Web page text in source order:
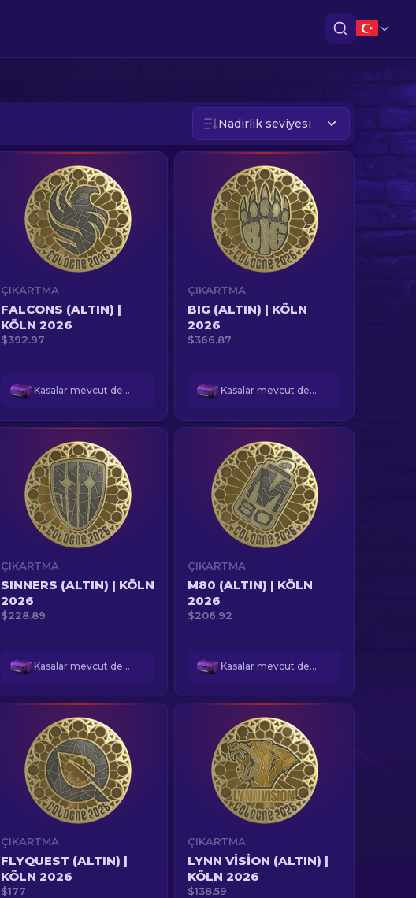
Nadirlik seviyesi
ÇIKARTMA
FALCONS (ALTIN) |
KÖLN 2026
$392.97
Kasalar mevcut değil
ÇIKARTMA
BIG (ALTIN) | KÖLN
2026
$366.87
Kasalar mevcut değil
ÇIKARTMA
SINNERS (ALTIN) | KÖLN
2026
$228.89
Kasalar mevcut değil
ÇIKARTMA
M80 (ALTIN) | KÖLN
2026
$206.92
Kasalar mevcut değil
ÇIKARTMA
FLYQUEST (ALTIN) |
KÖLN 2026
$177
ÇIKARTMA
LYNN VISION (ALTIN) |
KÖLN 2026
$138.59